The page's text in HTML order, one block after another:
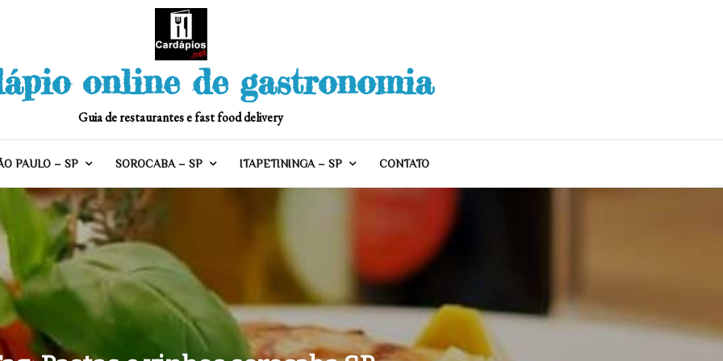
online de gastronomia
Guia de restaurantes e fast food delivery
PAULO – SP SOROCABA – SP ITAPETININGA – SP CONTATO